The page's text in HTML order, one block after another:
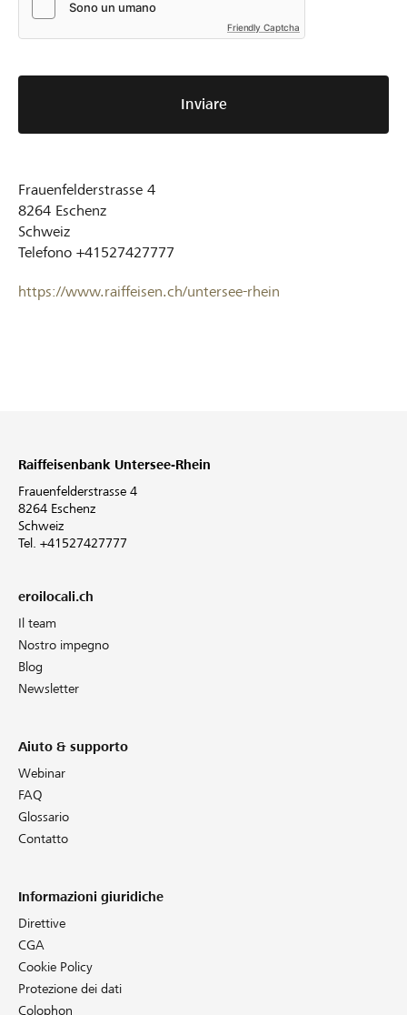
Friendly Captcha
Inviare
Frauenfelderstrasse 4
8264 Eschenz
Schweiz
Telefono +41527427777
https://www.raiffeisen.ch/untersee-rhein
Raiffeisenbank Untersee-Rhein
Frauenfelderstrasse 4
8264 Eschenz
Schweiz
Tel. +41527427777
eroilocali.ch
Il team
Nostro impegno
Blog
Newsletter
Aiuto & supporto
Webinar
FAQ
Glossario
Contatto
Informazioni giuridiche
Direttive
CGA
Cookie Policy
Protezione dei dati
Colophon